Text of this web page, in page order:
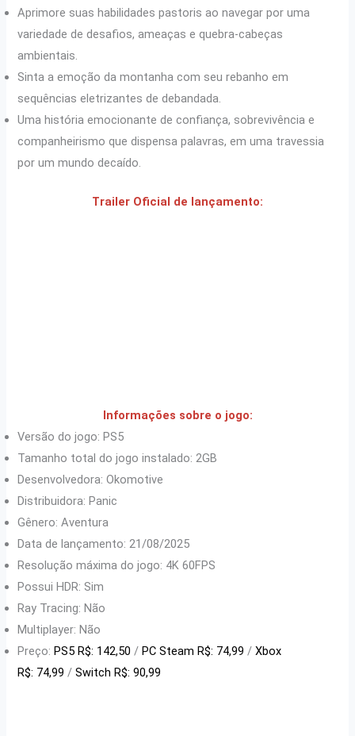
Aprimore suas habilidades pastoris ao navegar por uma
variedade de desafios, ameaças e quebra-cabeças
ambientais.
Sinta a emoção da montanha com seu rebanho em
sequências eletrizantes de debandada.
Uma história emocionante de confiança, sobrevivência e
companheirismo que dispensa palavras, em uma travessia
por um mundo decaído.
Trailer Oficial de lançamento:
Informações sobre o jogo:
Versão do jogo: PS5
Tamanho total do jogo instalado: 2GB
Desenvolvedora: Okomotive
Distribuidora: Panic
Gênero: Aventura
Data de lançamento: 21/08/2025
Resolução máxima do jogo: 4K 60FPS
Possui HDR: Sim
Ray Tracing: Não
Multiplayer: Não
Preço:PS5 R$: 142,50 /PC Steam R$: 74,99 /Xbox
R$: 74,99 /Switch R$: 90,99